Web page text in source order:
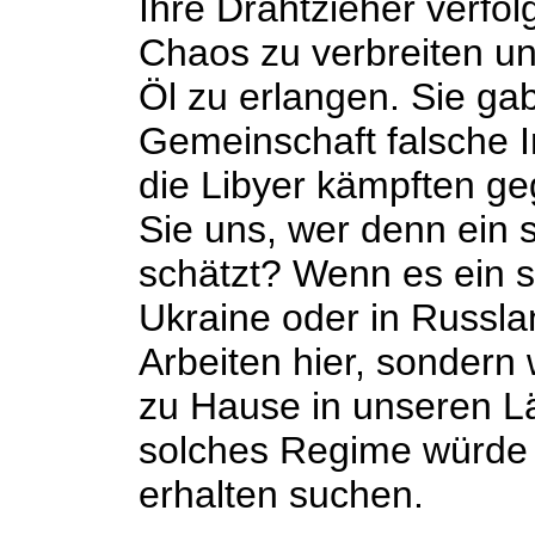
Chaos zu verbreiten
Öl zu erlangen. Sie
Gemeinschaft falsche
die Libyer kämpften
Sie uns, wer denn ein
schätzt? Wenn es ein
Ukraine oder in
Arbeiten hier, sondern
zu Hause in unseren
solches Regime
erhalten suchen.